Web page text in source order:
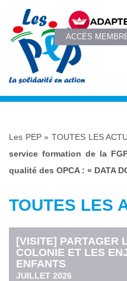
ACCÈS
Les PEP»TOUTES LES
service formation de la
qualité des OPCA : « DATA
TOUTES LES
[VISITE] PARTAGER
COLONIE ET LES
ENFANTS
JUILLET 2026